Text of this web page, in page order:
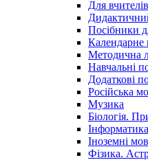
Для вчителів
Посібники
Календарне
Методична
Навчальні
Додаткові
Російська
Музика
Біологія.
Інформатика
Іноземні
Фізика.